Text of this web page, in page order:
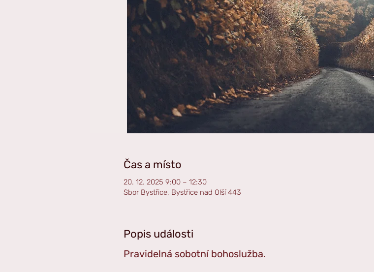
Čas a místo
20. 12. 2025 9:00 – 12:30
Sbor Bystřice, Bystřice nad Olší 443
Popis události
Pravidelná sobotní bohoslužba.